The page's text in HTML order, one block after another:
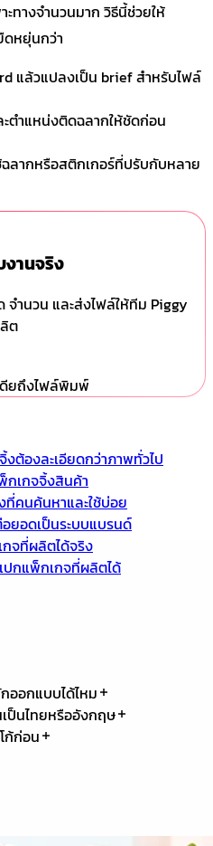
ทางจำนวนมาก วิธีนี้ช่วยให้
ดหยุ่นกว่า
แล้วแปลงเป็น brief สำหรับไฟล์
ตำแหน่งติดฉลากให้ชัดก่อน
ลากหรือสติกเกอร์ที่ปรับกับหลาย
งานจริง
จำนวน และส่งไฟล์ให้ทีม Piggy
ต
ยถึงไฟล์พิมพ์
ต้องละเอียดกว่าภาพทั่วไป
เกจจิ้งสินค้า
คนค้นหาและใช้บ่อย
อยอดเป็นระบบแบรนด์
กจที่ผลิตได้จริง
กแพ็กเกจที่ผลิตได้
ออกแบบได้ไหม
ป็นไทยหรืออังกฤษ
ก้ก่อน